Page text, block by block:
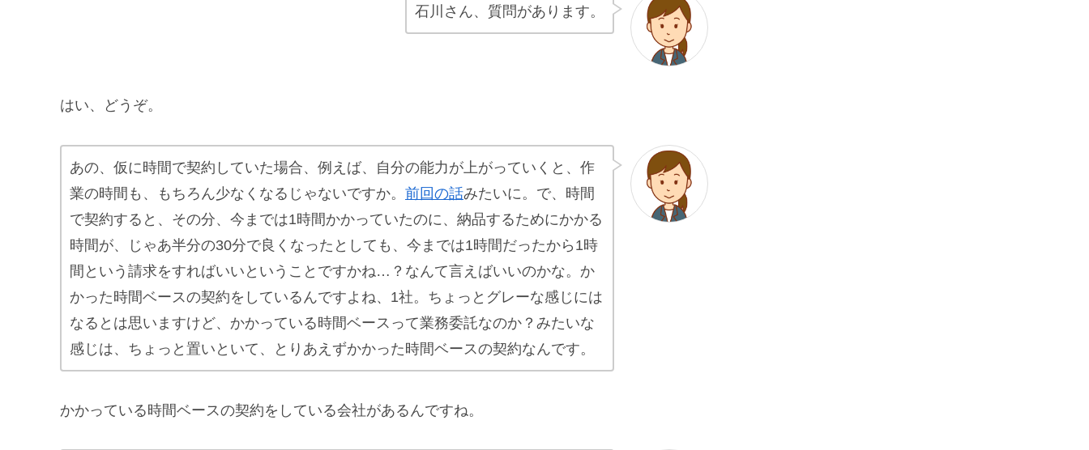
石川さん、質問があります。
はい、どうぞ。
あの、仮に時間で契約していた場合、例えば、自分の能力が上がっていくと、作
業の時間も、もちろん少なくなるじゃないですか。 前回の話みたいに。で、時間
で契約すると、その分、今までは1時間かかっていたのに、納品するためにかかる
時間が、じゃあ半分の30分で良くなったとしても、今までは1時間だったから1時
間という請求をすればいいということですかね…？なんて言えばいいのかな。か
かった時間ベースの契約をしているんですよね、1社。ちょっとグレーな感じには
なるとは思いますけど、かかっている時間ベースって業務委託なのか？みたいな
感じは、ちょっと置いといて、とりあえずかかった時間ベースの契約なんです。
かかっている時間ベースの契約をしている会社があるんですね。